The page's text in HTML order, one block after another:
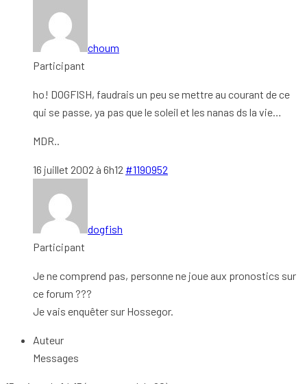
choum
Participant
ho! DOGFISH, faudrais un peu se mettre au courant de ce
qui se passe, ya pas que le soleil et les nanas ds la vie…
MDR..
16 juillet 2002 à 6h12 #1190952
dogfish
Participant
Je ne comprend pas, personne ne joue aux pronostics sur
ce forum ???
Je vais enquêter sur Hossegor.
Auteur
Messages